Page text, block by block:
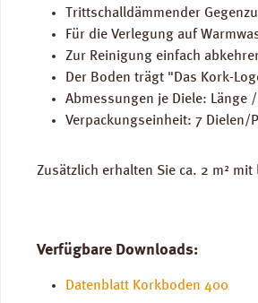
Trittschalldämmender
Für die Verlegung auf
Zur Reinigung einfach
Der Boden trägt "Das Kork-
Abmessungen je Diele:
Verpackungseinheit: 7 Dielen/
Zusätzlich erhalten Sie ca. 2 m²
Verfügbare Downloads:
Datenblatt Korkboden 400